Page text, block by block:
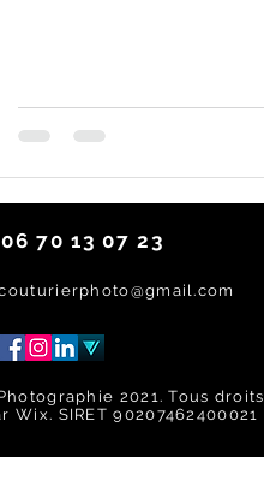
#treillieres
06 70 13 07 23
2021. Tous
Wix. SIRET 90207462400021